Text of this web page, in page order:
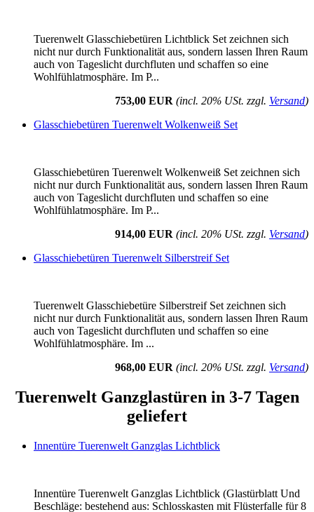
Tuerenwelt Glasschiebetüren Lichtblick Set zeichnen sich
nicht nur durch Funktionalität aus, sondern lassen Ihren Raum
auch von Tageslicht durchfluten und schaffen so eine
Wohlfühlatmosphäre. Im P...
753,00 EUR (incl. 20% USt. zzgl. Versand)
Glasschiebetüren Tuerenwelt Wolkenweiß Set
Glasschiebetüren Tuerenwelt Wolkenweiß Set zeichnen sich
nicht nur durch Funktionalität aus, sondern lassen Ihren Raum
auch von Tageslicht durchfluten und schaffen so eine
Wohlfühlatmosphäre. Im P...
914,00 EUR (incl. 20% USt. zzgl. Versand)
Glasschiebetüren Tuerenwelt Silberstreif Set
Tuerenwelt Glasschiebetüre Silberstreif Set zeichnen sich
nicht nur durch Funktionalität aus, sondern lassen Ihren Raum
auch von Tageslicht durchfluten und schaffen so eine
Wohlfühlatmosphäre. Im ...
968,00 EUR (incl. 20% USt. zzgl. Versand)
Tuerenwelt Ganzglastüren in 3-7 Tagen
geliefert
Innentüre Tuerenwelt Ganzglas Lichtblick
Innentüre Tuerenwelt Ganzglas Lichtblick (Glastürblatt Und
Beschläge: bestehend aus: Schlosskasten mit Flüsterfalle für 8